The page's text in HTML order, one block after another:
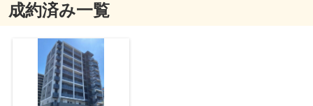
成約済み一覧